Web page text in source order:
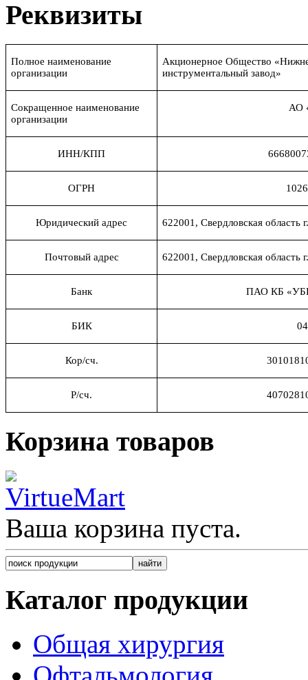
Реквизиты
Полное наименование
организации
Акционерное Общество
инструментальный завод»
Сокращенное наименование
организации
АО
ИНН/КПП
ОГРН
Юридический адрес 622001, Свердловская
Почтовый адрес 622001, Свердловская
Банк ПАО КБ
БИК
Кор/сч.
Р/сч.
Корзина товаров
Ваша корзина пуста.
Каталог продукции
Общая хирургия